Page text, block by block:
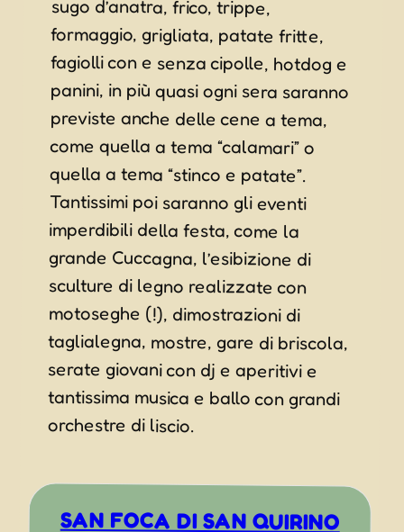
quella a tema “stinco e patate”.
Tantissimi poi saranno gli eventi
imperdibili della festa, come la
grande Cuccagna, l’esibizione di
sculture di legno realizzate con
motoseghe (!), dimostrazioni di
taglialegna, mostre, gare di briscola,
serate giovani con dj e aperitivi e
tantissima musica e ballo con grandi
orchestre di liscio.
SAN FOCA DI SAN QUIRINO